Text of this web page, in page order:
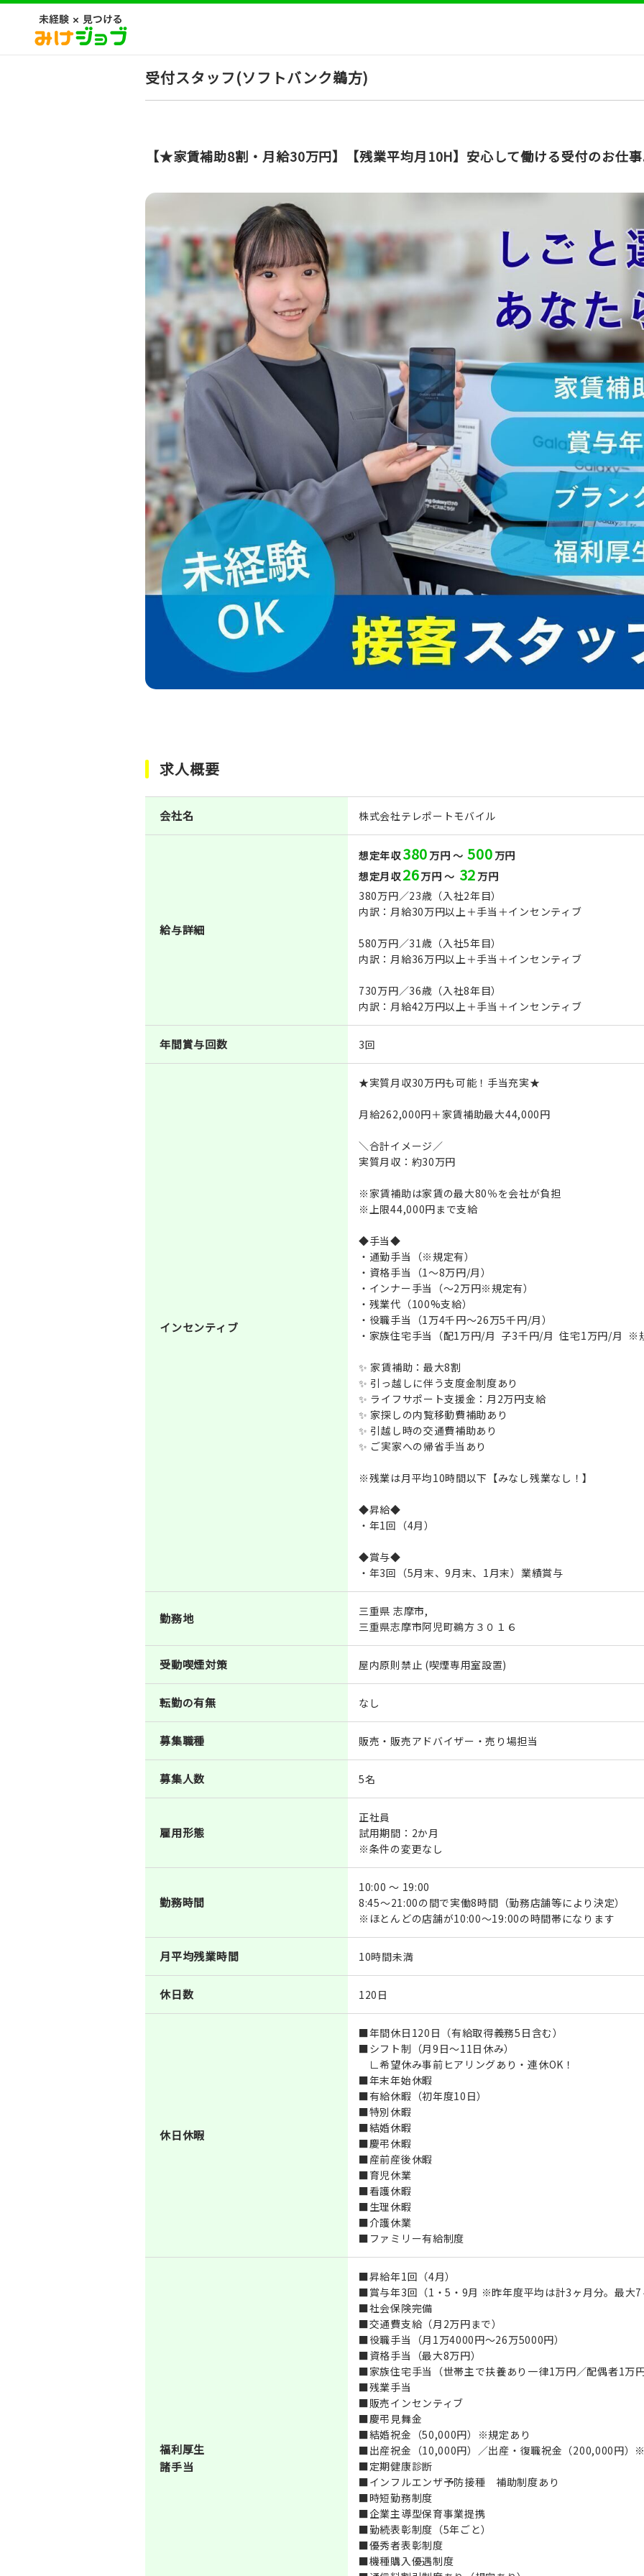
受付スタッフ(ソフトバンク鵜方)
【★家賃補助8割・月給30万円】【残業平均月10H】安心して働ける受付のお仕
求人概要
会社名 株式会社テレポートモバイル
給与詳細
想定年収380 万円 ～ 500 万円
想定月収26万円 ～ 32 万円
380万円／23歳（入社2年目）
内訳：月給30万円以上＋手当＋インセンティブ
580万円／31歳（入社5年目）
内訳：月給36万円以上＋手当＋インセンティブ
730万円／36歳（入社8年目）
内訳：月給42万円以上＋手当＋インセンティブ
年間賞与回数 3回
インセンティブ
★実質月収30万円も可能！手当充実★
月給262,000円＋家賃補助最大44,000円
＼合計イメージ／
実質月収：約30万円
※家賃補助は家賃の最大80％を会社が負担
※上限44,000円まで支給
◆手当◆
・通勤手当（※規定有）
・資格手当（1～8万円/月）
・インナー手当（～2万円※規定有）
・残業代（100%支給）
・役職手当（1万4千円～26万5千円/月）
・家族住宅手当（配1万円/月 子3千円/月 住宅1万円/月 ※
✨ 家賃補助：最大8割
✨ 引っ越しに伴う支度金制度あり
✨ ライフサポート支援金：月2万円支給
✨ 家探しの内覧移動費補助あり
✨ 引越し時の交通費補助あり
✨ ご実家への帰省手当あり
※残業は月平均10時間以下【みなし残業なし！】
◆昇給◆
・年1回（4月）
◆賞与◆
・年3回（5月末、9月末、1月末）業績賞与
勤務地
三重県 志摩市,
三重県志摩市阿児町鵜方３０１６
受動喫煙対策 屋内原則禁止 (喫煙専用室設置)
転勤の有無 なし
募集職種 販売・販売アドバイザー・売り場担当
募集人数 5名
雇用形態
正社員
試用期間：2か月
※条件の変更なし
勤務時間
10:00 ～ 19:00
8:45～21:00の間で実働8時間（勤務店舗等により決定）
※ほとんどの店舗が10:00～19:00の時間帯になります
月平均残業時間 10時間未満
休日数 120日
休日休暇
■年間休日120日（有給取得義務5日含む）
■シフト制（月9日～11日休み）
∟希望休み事前ヒアリングあり・連休OK！
■年末年始休暇
■有給休暇（初年度10日）
■特別休暇
■結婚休暇
■慶弔休暇
■産前産後休暇
■育児休業
■看護休暇
■生理休暇
■介護休業
■ファミリー有給制度
福利厚生
諸手当
■昇給年1回（4月）
■賞与年3回（1・5・9月 ※昨年度平均は計3ヶ月分。最大7
■社会保険完備
■交通費支給（月2万円まで）
■役職手当（月1万4000円～26万5000円）
■資格手当（最大8万円）
■家族住宅手当（世帯主で扶養あり一律1万円／配偶者1万
■残業手当
■販売インセンティブ
■慶弔見舞金
■結婚祝金（50,000円）※規定あり
■出産祝金（10,000円）／出産・復職祝金（200,000円）
■定期健康診断
■インフルエンザ予防接種 補助制度あり
■時短勤務制度
■企業主導型保育事業提携
■勤続表彰制度（5年ごと）
■優秀者表彰制度
■機種購入優遇制度